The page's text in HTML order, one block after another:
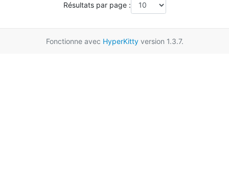
Résultats par page :
Fonctionne avec HyperKittyversion 1.3.7.